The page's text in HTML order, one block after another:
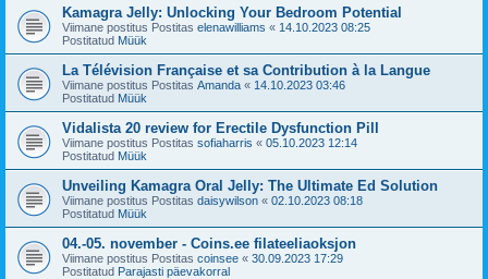
Kamagra Jelly: Unlocking Your Bedroom Potential
Viimane postitus Postitas elenawilliams « 14.10.2023 08:25
Postitatud Müük
La Télévision Française et sa Contribution à la Langue
Viimane postitus Postitas Amanda « 14.10.2023 03:46
Postitatud Müük
Vidalista 20 review for Erectile Dysfunction Pill
Viimane postitus Postitas sofiaharris « 05.10.2023 12:14
Postitatud Müük
Unveiling Kamagra Oral Jelly: The Ultimate Ed Solution
Viimane postitus Postitas daisywilson « 02.10.2023 08:18
Postitatud Müük
04.-05. november - Coins.ee filateeliaoksjon
Viimane postitus Postitas coinsee « 30.09.2023 17:29
Postitatud Parajasti päevakorral